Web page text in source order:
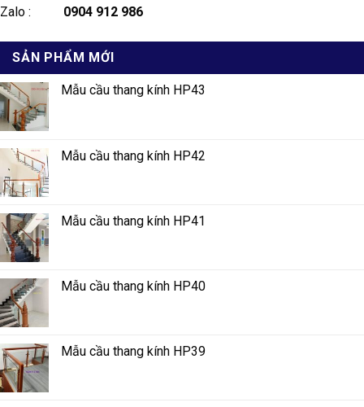
Zalo :
0904 912 986
SẢN PHẨM MỚI
Mẫu cầu thang kính HP43
Mẫu cầu thang kính HP42
Mẫu cầu thang kính HP41
Mẫu cầu thang kính HP40
Mẫu cầu thang kính HP39